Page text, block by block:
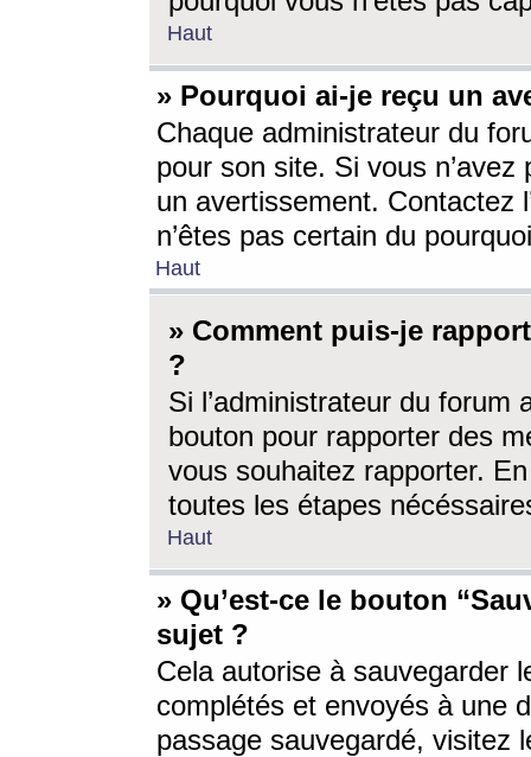
Haut
» Pourquoi ai-je reçu un
Chaque administrateur du
pour son site. Si vous
un avertissement. Contactez
n’êtes pas certain du
Haut
» Comment puis-je
?
Si l’administrateur du forum
bouton pour rapporter des
vous souhaitez rapporter.
toutes les étapes
Haut
» Qu’est-ce le bouton
sujet ?
Cela autorise à sauvegarder
complétés et envoyés à une
passage sauvegardé, visitez